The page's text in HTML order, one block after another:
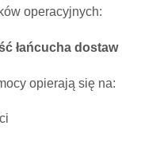
operacyjnych:
łańcucha dostaw
opierają się na: